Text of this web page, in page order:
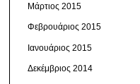
Μάρτιος 2015
Φεβρουάριος 2015
Ιανουάριος 2015
Δεκέμβριος 2014